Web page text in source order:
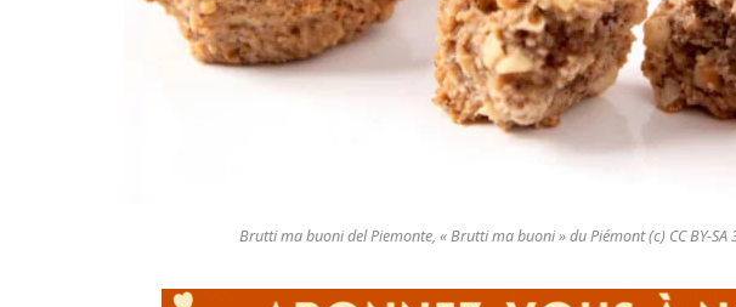
Brutti ma buoni del Piemonte, « Brutti ma buoni » du Piémont (c) CC BY-